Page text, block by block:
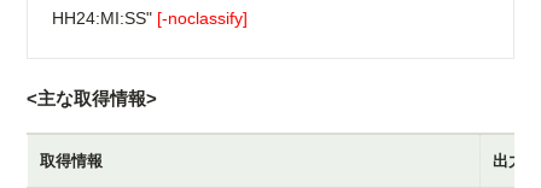
HH24:MI:SS" [-noclassify]
<主な取得情報>
取得情報 出力